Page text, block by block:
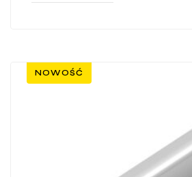
NOWOŚĆ